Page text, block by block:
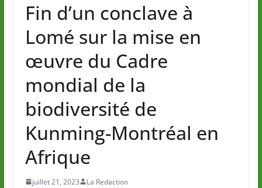
Fin d’un conclave à
Lomé sur la mise en
œuvre du Cadre
mondial de la
biodiversité de
Kunming-Montréal en
Afrique
juillet 21, 2023 La Redaction